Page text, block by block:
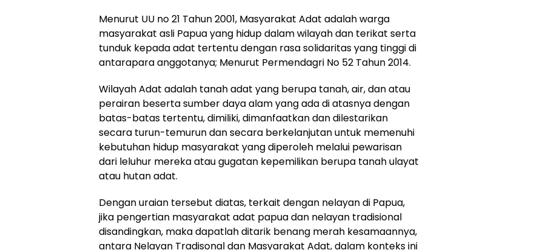
Menurut UU no 21 Tahun 2001, Masyarakat Adat adalah warga
masyarakat asli Papua yang hidup dalam wilayah dan terikat serta
tunduk kepada adat tertentu dengan rasa solidaritas yang tinggi di
antarapara anggotanya; Menurut Permendagri No 52 Tahun 2014.
Wilayah Adat adalah tanah adat yang berupa tanah, air, dan atau
perairan beserta sumber daya alam yang ada di atasnya dengan
batas-batas tertentu, dimiliki, dimanfaatkan dan dilestarikan
secara turun-temurun dan secara berkelanjutan untuk memenuhi
kebutuhan hidup masyarakat yang diperoleh melalui pewarisan
dari leluhur mereka atau gugatan kepemilikan berupa tanah ulayat
atau hutan adat.
Dengan uraian tersebut diatas, terkait dengan nelayan di Papua,
jika pengertian masyarakat adat papua dan nelayan tradisional
disandingkan, maka dapatlah ditarik benang merah kesamaannya,
antara Nelayan Tradisonal dan Masyarakat Adat, dalam konteks ini